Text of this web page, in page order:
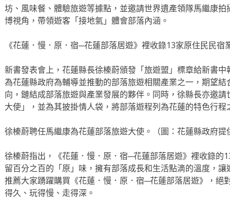
坊、風味餐、體驗旅遊等據點，並邀請世界遺產領隊馬繼康
博視角，帶領遊客「接地氣」體會部落內涵。
《花蓮．慢．原．宿─花蓮部落居遊》裡收錄13家原住民民
新書發表會上，花蓮縣長徐榛蔚頒發「旅遊盟」標章給新書
為花蓮縣政府為輔導並推動的部落旅遊相關產業之一，期望
向，鏈結成部落旅遊與產業發展的夥伴。同時，徐縣長亦邀
大使」，並為其披掛情人袋，將部落遊程列為花蓮的特色行程
徐榛蔚聘任馬繼康為花蓮部落旅遊大使。（圖：花蓮縣政府提
徐榛蔚指出，《花蓮．慢．原．宿─花蓮部落居遊》裡收錄的
留百分之百的「原」味，擁有部落成長和生活點滴的溫度，
推薦大家踴躍購買《花蓮．慢．原．宿─花蓮部落居遊》，絕
得久、玩得慢、走得深。